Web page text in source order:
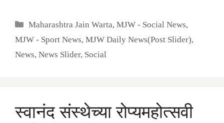
Categories
Maharashtra Jain Warta,MJW - Social News,
MJW - Sport News, MJW Daily News(Post Slider),
News, News Slider, Social
स्वानंद संस्थेच्या रोप्यमहोत्सवी